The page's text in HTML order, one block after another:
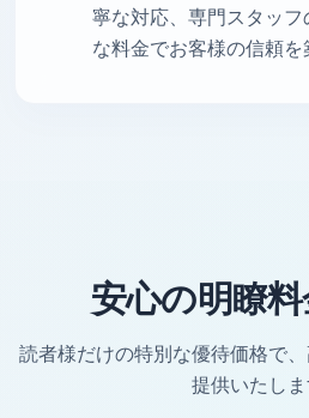
寧な対応、専門スタッ
な料金でお客様の信頼を
安心の明瞭
読者様だけの特別な優待価格で
提供いたしま